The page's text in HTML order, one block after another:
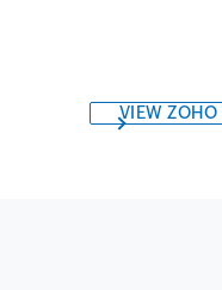
VIEW